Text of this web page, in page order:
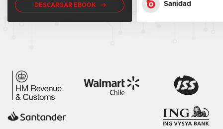
DESCARGAR EBOOK Sanidad